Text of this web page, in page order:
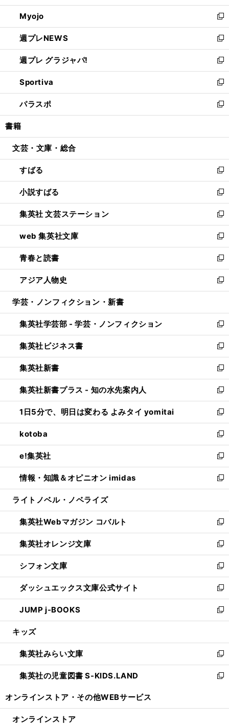
開
く
ウ
で
開
く
ン
ド
ウ
で
開
く
ウ
ィ
ン
ド
ウ
で
開
く
Myojo
新
し
い
ウ
ィ
ン
ド
ウ
で
開
週プレNEWS
新
し
い
ウ
ィ
ン
ド
ウ
開
週プレ グラジャパ!
新
し
い
ウ
ィ
ン
ウ
開
く
Sportiva
新
し
い
ウ
ン
ウ
で
開
く
パラスポ
新
し
ウ
ン
ド
ウ
で
開
く
書籍
文芸・文庫・総合
すばる
新
し
い
ウ
ィ
ン
ド
ウ
で
開
く
小説すばる
新
し
い
ウ
ィ
ン
ド
ウ
で
開
集英社 文芸ステーション
新
し
い
ウ
ィ
ン
ド
ウ
開
く
web 集英社文庫
新
し
い
ウ
ィ
ン
ウ
で
開
く
青春と読書
新
し
い
ウ
ン
ド
ウ
で
開
く
アジア人物史
新
し
ウ
ィ
ン
ド
ウ
で
開
く
学芸・ノンフィクション・新書
集英社学芸部 - 学芸・ノンフィクション
新
し
い
ウ
ィ
ン
ド
ウ
で
開
く
集英社ビジネス書
新
し
い
ウ
ィ
ン
ド
ウ
で
開
く
集英社新書
新
し
い
ウ
ィ
ン
ド
ウ
で
開
く
集英社新書プラス - 知の水先案内人
新
し
い
ウ
ィ
ン
ド
ウ
で
開
1日5分で、明日は変わる よみタイ yomitai
新
し
い
ウ
ィ
ン
ド
ウ
開
く
kotoba
新
し
い
ウ
ィ
ン
ウ
で
開
く
e!集英社
新
し
い
ウ
ン
ド
ウ
で
開
く
情報・知識＆オピニオン imidas
新
し
ウ
ィ
ン
ド
ウ
で
開
く
ライトノベル・ノベライズ
集英社Webマガジン コバルト
新
し
い
ウ
ィ
ン
ド
ウ
で
開
集英社オレンジ文庫
新
し
い
ウ
ィ
ン
ド
ウ
開
く
シフォン文庫
新
し
い
ウ
ィ
ン
ウ
で
開
く
ダッシュエックス文庫公式サイト
新
し
い
ウ
ン
ド
ウ
で
JUMP j-BOOKS
新
し
ウ
ィ
ン
ド
開
キッズ
集英社みらい文庫
新
し
い
ン
集英社の児童図書 S-KIDS.LAND
新
ウ
オンラインストア・ その他WEBサービス
オンラインストア